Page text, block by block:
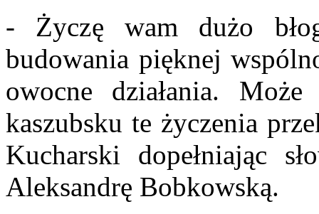
- Życzę wam dużo
budowania pięknej
owocne działania.
kaszubsku te życzenia
Kucharski dopełniając
Aleksandrę Bobkowską.